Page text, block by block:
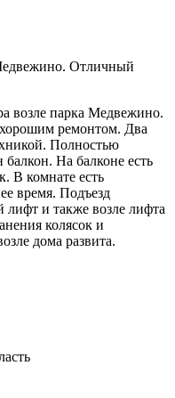
Отличный
возле парка Медвежино.
ремонтом. Два
Полностью
На балконе есть
В комнате есть
время. Подъезд
лифт и также возле лифта
колясок и
дома развита.